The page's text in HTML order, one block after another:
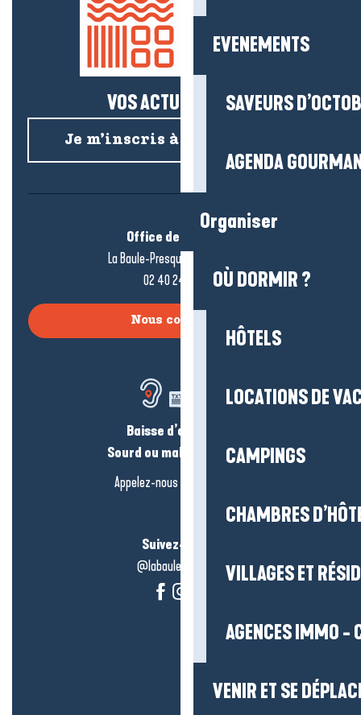
EVENEMENTS
SAVEURS
AGENDA
Organiser
OÙ DORMIR ?
HÔTELS
LOCATIONS DE
CAMPINGS
CHAMBRES
VILLAGES ET
AGENCES IMMO -
VENIR ET SE
VOS ACTUS SALÉES !
Je m’inscris à la newsletter
Office de tourisme
La Baule-Presqu’île de Guérande
02 40 24 34 44
Nous contacter
Baisse d’audition ?
Sourd ou malentendant ?
Appelez-nous en
Suivez-nous !
@labauleguérande